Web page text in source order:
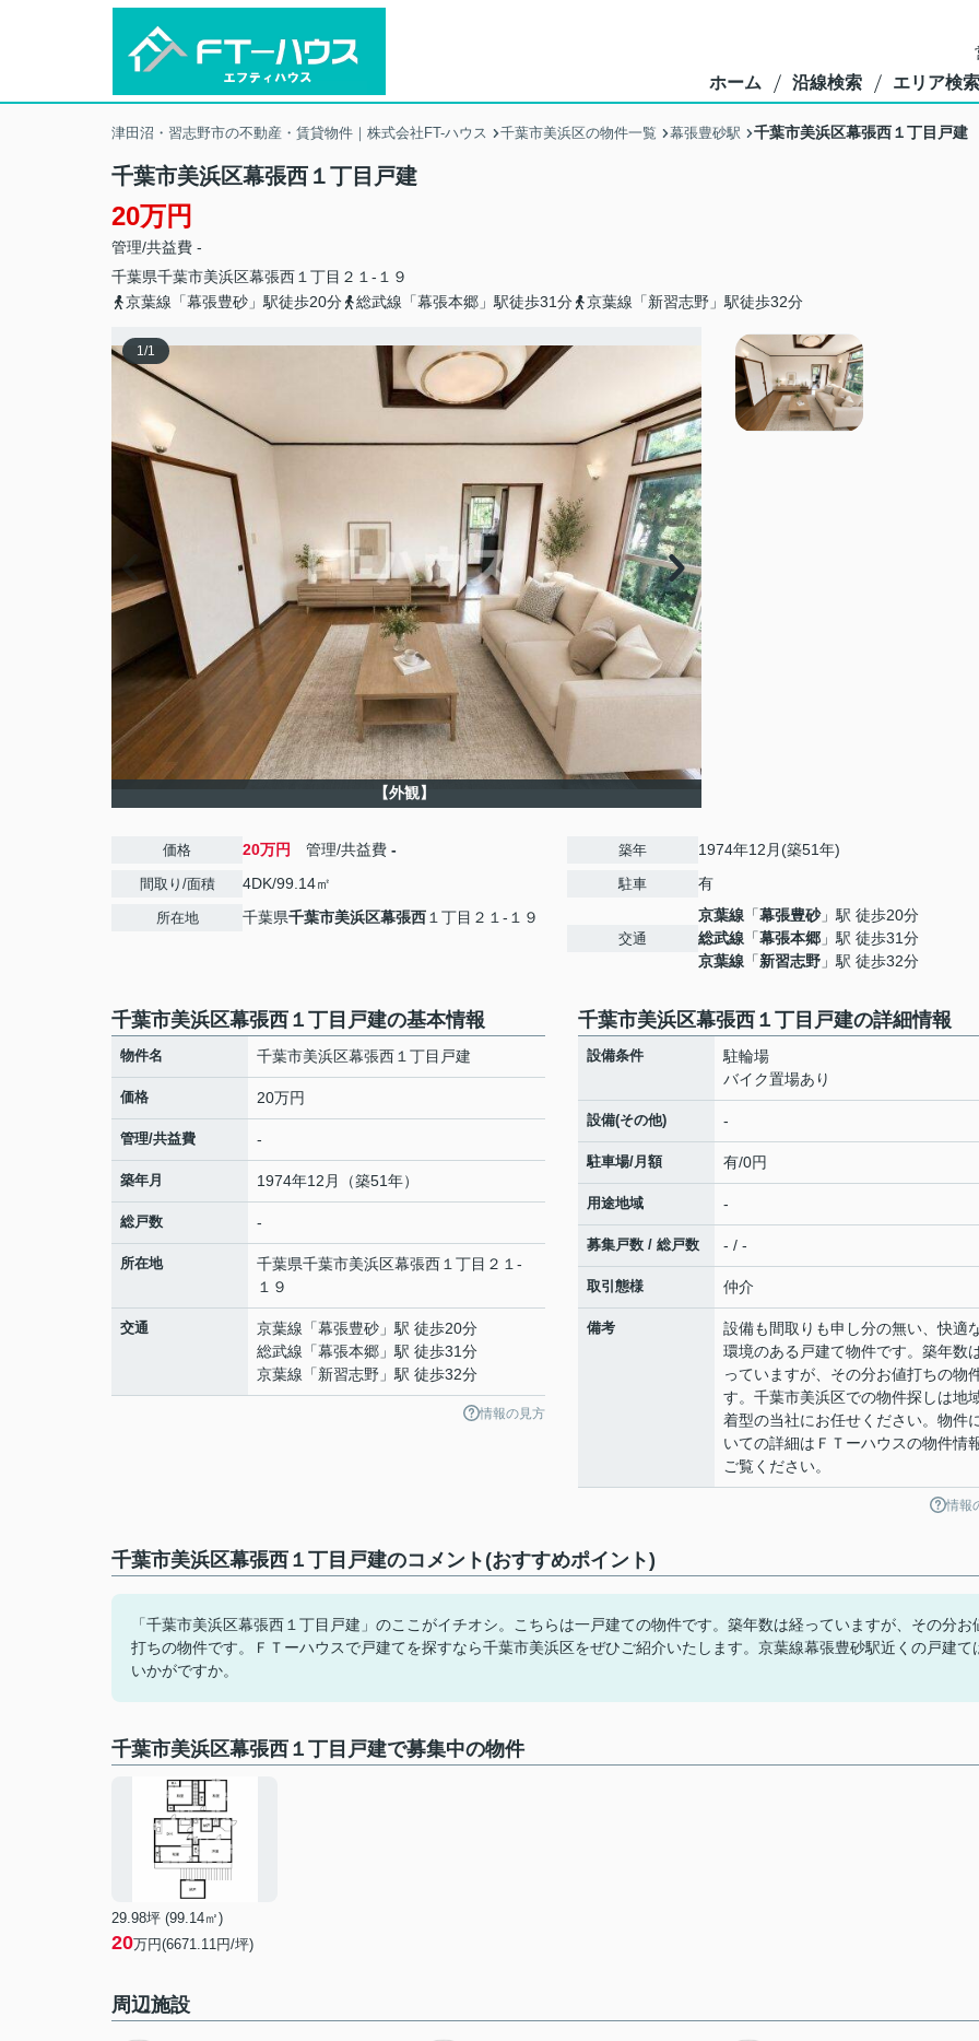
ホーム 沿線検索 エリア検索
津田沼・習志野市の不動産・賃貸物件｜株式会社FT-ハウス 千葉市美浜区の物件一覧 幕張豊砂駅 千葉市美浜区幕張西１丁目戸建
千葉市美浜区幕張西１丁目戸建
20万円
管理/共益費 -
千葉県千葉市美浜区幕張西 １丁目２１-１９
京葉線「幕張豊砂」駅徒歩20分
総武線「幕張本郷」駅徒歩31分 京葉線「新習志野」駅徒歩32分
1/1
【外観】
価格 20万円 管理/共益費 -
間取り/面積 4DK/99.14㎡
所在地 千葉県千葉市美浜区幕張西 １丁目２１-１９
築年 1974年12月(築51年)
駐車 有
交通
京葉線 「幕張豊砂」駅 徒歩20分
総武線 「幕張本郷 」駅 徒歩31分
京葉線 「新習志野 」駅 徒歩32分
千葉市美浜区幕張西１丁目戸建の基本情報
物件名 千葉市美浜区幕張西１丁目戸建
価格 20万円
管理/共益費 -
築年月 1974年12月（築51年）
総戸数 -
所在地 千葉県千葉市美浜区幕張西 １丁目２１-
１９
交通 京葉線 「幕張豊砂 」駅 徒歩20分
総武線 「幕張本郷 」駅 徒歩31分
京葉線 「新習志野 」駅 徒歩32分
情報の見方
千葉市美浜区幕張西１丁目戸建の詳細情報
設備条件
駐輪場
バイク置場あり
設備(その他) -
駐車場/月額 有/0円
用途地域 -
募集戸数 / 総戸数 - / -
取引態様 仲介
備考
設備も間取りも申し分の無い、快適
環境のある戸建て物件です。築年数
っていますが、その分お値打ちの物
す。千葉市美浜区での物件探しは地
着型の当社にお任せください。物件
いての詳細はＦＴーハウスの物件情
ご覧ください。
情報
千葉市美浜区幕張西１丁目戸建のコメント(おすすめポイント)
「千葉市美浜区幕張西１丁目戸建」のここがイチオシ。こちらは一戸建ての物件です。築年数は経っていますが、その分お
打ちの物件です。ＦＴーハウスで戸建てを探すなら千葉市美浜区をぜひご紹介いたします。京葉線幕張豊砂駅近くの戸建て
いかがですか。
千葉市美浜区幕張西１丁目戸建で募集中の物件
29.98坪 (99.14㎡)
20万円(6671.11円/坪)
周辺施設